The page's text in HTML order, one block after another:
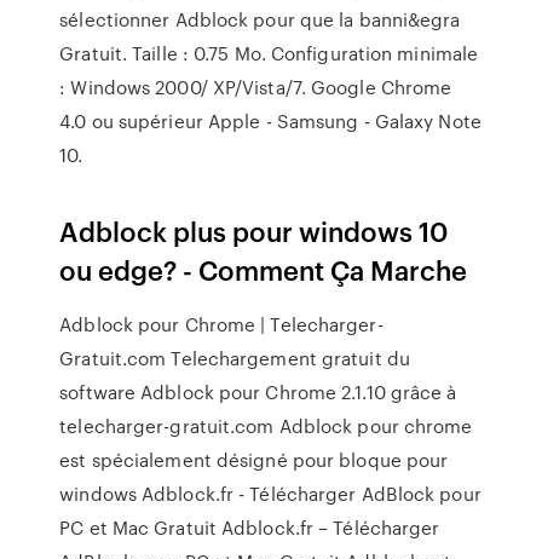
sélectionner Adblock pour que la banni&egra
Gratuit. Taille : 0.75 Mo. Configuration minimale
: Windows 2000/ XP/Vista/7. Google Chrome
4.0 ou supérieur Apple - Samsung - Galaxy Note
10.
Adblock plus pour windows 10
ou edge? - Comment Ça Marche
Adblock pour Chrome | Telecharger-
Gratuit.com Telechargement gratuit du
software Adblock pour Chrome 2.1.10 grâce à
telecharger-gratuit.com Adblock pour chrome
est spécialement désigné pour bloque pour
windows Adblock.fr - Télécharger AdBlock pour
PC et Mac Gratuit Adblock.fr – Télécharger